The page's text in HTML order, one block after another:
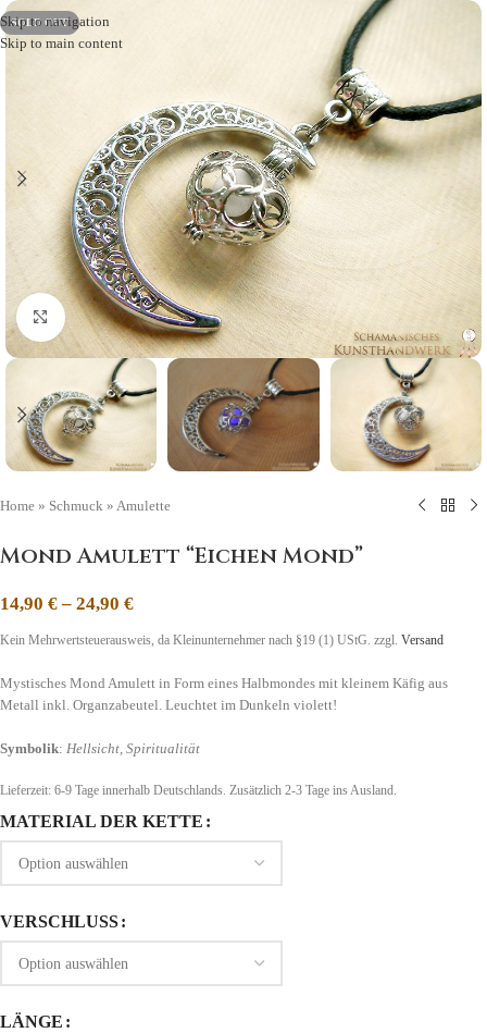
Skip to navigation
Skip to main content
SOLD OUT
Click to enlarge
Home » Schmuck » Amulette
Mond Amulett “Eichen Mond”
14,90 €– 24,90 €
Kein Mehrwertsteuerausweis, da Kleinunternehmer nach §19 (1) UStG. zzgl. Versand
Mystisches Mond Amulett in Form eines Halbmondes mit kleinem Käfig aus
Metall inkl. Organzabeutel. Leuchtet im Dunkeln violett!
Symbolik: Hellsicht, Spiritualität
Lieferzeit: 6-9 Tage innerhalb Deutschlands. Zusätzlich 2-3 Tage ins Ausland.
MATERIAL DER KETTE
VERSCHLUSS
LÄNGE